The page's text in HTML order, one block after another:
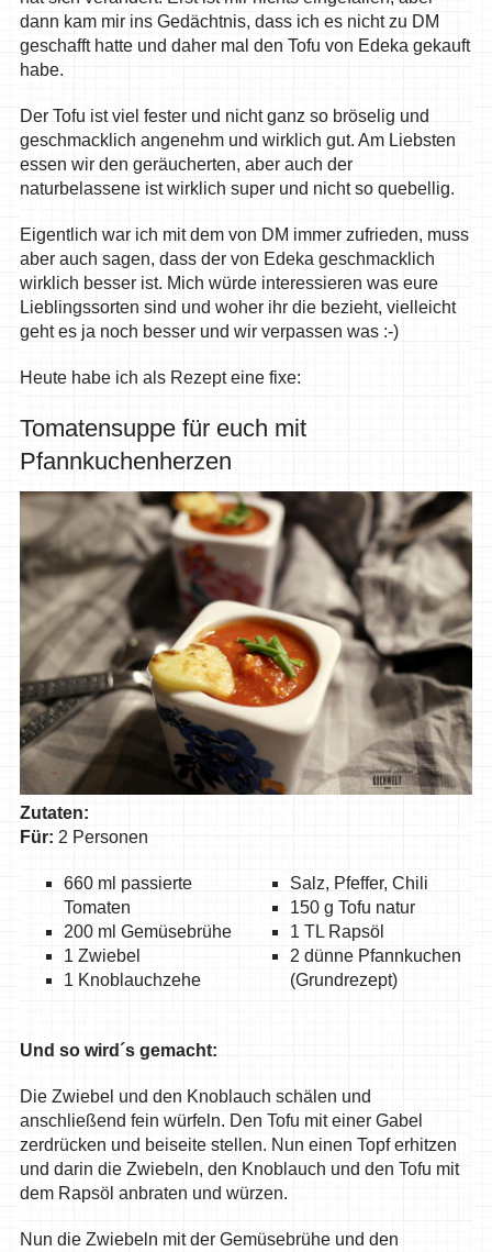
dann kam mir ins Gedächtnis, dass ich es nicht zu DM
geschafft hatte und daher mal den Tofu von Edeka gekauft
habe.
Der Tofu ist viel fester und nicht ganz so bröselig und
geschmacklich angenehm und wirklich gut. Am Liebsten
essen wir den geräucherten, aber auch der
naturbelassene ist wirklich super und nicht so quebellig.
Eigentlich war ich mit dem von DM immer zufrieden, muss
aber auch sagen, dass der von Edeka geschmacklich
wirklich besser ist. Mich würde interessieren was eure
Lieblingssorten sind und woher ihr die bezieht, vielleicht
geht es ja noch besser und wir verpassen was :-)
Heute habe ich als Rezept eine fixe:
Tomatensuppe für euch mit
Pfannkuchenherzen
Zutaten:
Für: 2 Personen
660 ml passierte
Tomaten
200 ml Gemüsebrühe
1 Zwiebel
1 Knoblauchzehe
Salz, Pfeffer, Chili
150 g Tofu natur
1 TL Rapsöl
2 dünne Pfannkuchen
(Grundrezept)
Und so wird´s gemacht:
Die Zwiebel und den Knoblauch schälen und
anschließend fein würfeln. Den Tofu mit einer Gabel
zerdrücken und beiseite stellen. Nun einen Topf erhitzen
und darin die Zwiebeln, den Knoblauch und den Tofu mit
dem Rapsöl anbraten und würzen.
Nun die Zwiebeln mit der Gemüsebrühe und den